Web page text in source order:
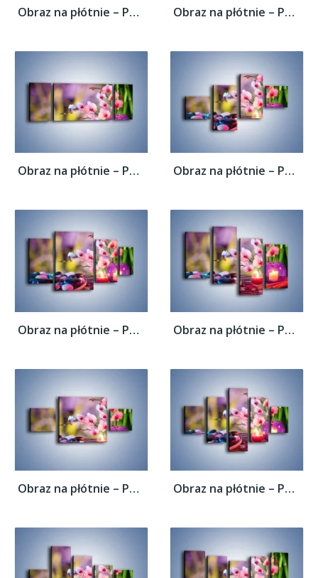
Obraz na płótnie – Pachnące kwiaty i... Obraz na płótnie – Pachnące kwiaty i...
Obraz na płótnie – Pachnące kwiaty i... Obraz na płótnie – Pachnące kwiaty i...
Obraz na płótnie – Pachnące kwiaty i... Obraz na płótnie – Pachnące kwiaty i...
Obraz na płótnie – Pachnące kwiaty i... Obraz na płótnie – Pachnące kwiaty i...